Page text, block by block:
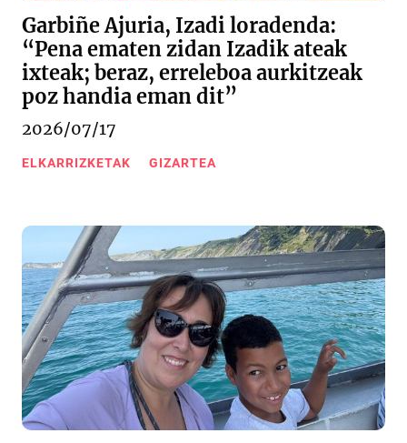
Garbiñe Ajuria, Izadi loradenda:
“Pena ematen zidan Izadik ateak
ixteak; beraz, erreleboa aurkitzeak
poz handia eman dit”
2026/07/17
ELKARRIZKETAK GIZARTEA